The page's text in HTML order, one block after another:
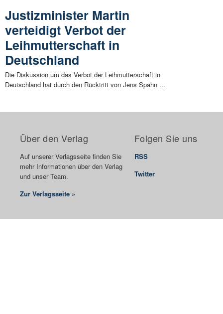
Justizminister Martin
verteidigt Verbot der
Leihmutterschaft in
Deutschland
Die Diskussion um das Verbot der Leihmutterschaft in
Deutschland hat durch den Rücktritt von Jens Spahn ...
Über den Verlag
Auf unserer Verlagsseite finden Sie
mehr Informationen über den Verlag
und unser Team.
Zur Verlagsseite »
Folgen Sie uns
RSS
Twitter